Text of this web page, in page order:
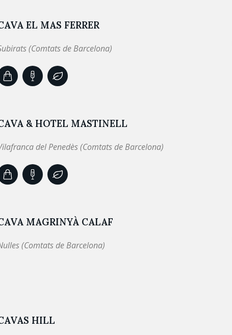
EL MAS FERRER
(Comtats de Barcelona)
& HOTEL MASTINELL
del Penedès (Comtats de Barcelona)
MAGRINYÀ CALAF
(Comtats de Barcelona)
HILL